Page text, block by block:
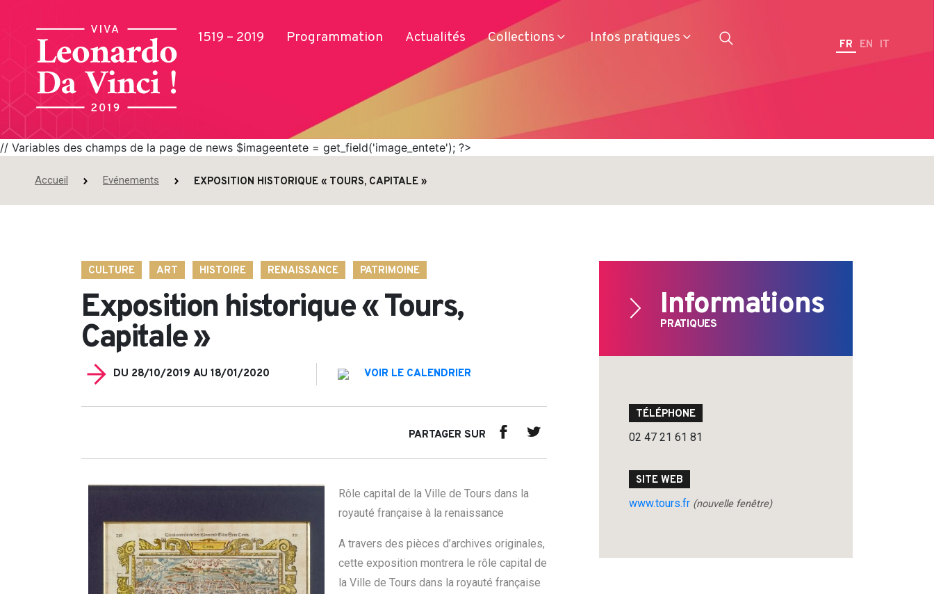
1519 – 2019 Programmation Actualités Collections Infos pratiques FR EN IT
// Variables des champs de la page de news $imageentete = get_field('image_entete'); ?>
Accueil Evénements EXPOSITION HISTORIQUE « TOURS, CAPITALE »
CULTURE ART HISTOIRE RENAISSANCE PATRIMOINE
Exposition historique « Tours,
Capitale »
DU 28/10/2019 AU 18/01/2020 VOIR LE CALENDRIER
PARTAGER SUR
Rôle capital de la Ville de Tours dans la
royauté française à la renaissance
A travers des pièces d’archives originales,
cette exposition montrera le rôle capital de
la Ville de Tours dans la royauté française
Informations
PRATIQUES
TÉLÉPHONE
02 47 21 61 81
SITE WEB
www.tours.fr (nouvelle fenêtre)